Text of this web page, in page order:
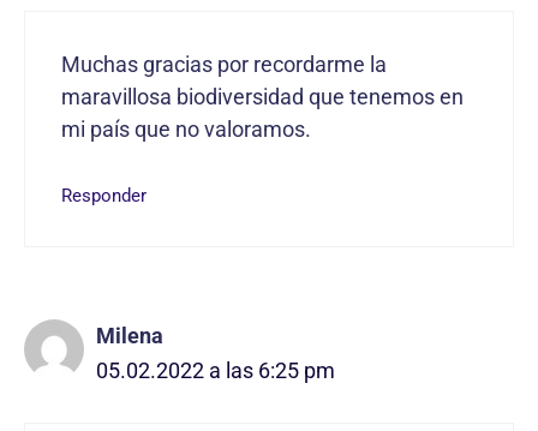
Muchas gracias por recordarme la
maravillosa biodiversidad que tenemos en
mi país que no valoramos.
Responder
Milena
05.02.2022 a las 6:25 pm